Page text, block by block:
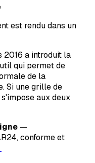
est rendu dans un
2016 a introduit la
qui permet de
de la
Si une grille de
aux deux
—
conforme et